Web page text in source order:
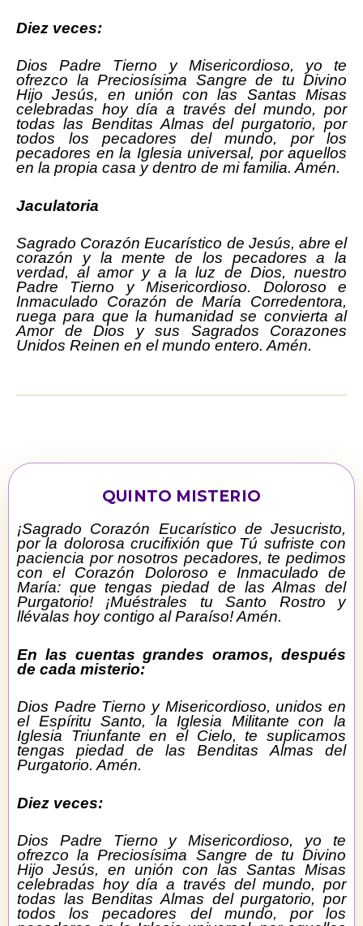
Diez veces:
Dios Padre Tierno y Misericordioso, yo te
ofrezco la Preciosísima Sangre de tu Divino
Hijo Jesús, en unión con las Santas Misas
celebradas hoy día a través del mundo, por
todas las Benditas Almas del purgatorio, por
todos los pecadores del mundo, por los
pecadores en la Iglesia universal, por aquellos
en la propia casa y dentro de mi familia. Amén.
Jaculatoria
Sagrado Corazón Eucarístico de Jesús, abre el
corazón y la mente de los pecadores a la
verdad, al amor y a la luz de Dios, nuestro
Padre Tierno y Misericordioso. Doloroso e
Inmaculado Corazón de María Corredentora,
ruega para que la humanidad se convierta al
Amor de Dios y sus Sagrados Corazones
Unidos Reinen en el mundo entero. Amén.
QUINTO MISTERIO
¡Sagrado Corazón Eucarístico de Jesucristo,
por la dolorosa crucifixión que Tú sufriste con
paciencia por nosotros pecadores, te pedimos
con el Corazón Doloroso e Inmaculado de
María: que tengas piedad de las Almas del
Purgatorio! ¡Muéstrales tu Santo Rostro y
llévalas hoy contigo al Paraíso!Amén.
En las cuentas grandes oramos, después
de cada misterio:
Dios Padre Tierno y Misericordioso, unidos en
el Espíritu Santo, la Iglesia Militante con la
Iglesia Triunfante en el Cielo, te suplicamos
tengas piedad de las Benditas Almas del
Purgatorio. Amén.
Diez veces:
Dios Padre Tierno y Misericordioso, yo te
ofrezco la Preciosísima Sangre de tu Divino
Hijo Jesús, en unión con las Santas Misas
celebradas hoy día a través del mundo, por
todas las Benditas Almas del purgatorio, por
todos los pecadores del mundo, por los